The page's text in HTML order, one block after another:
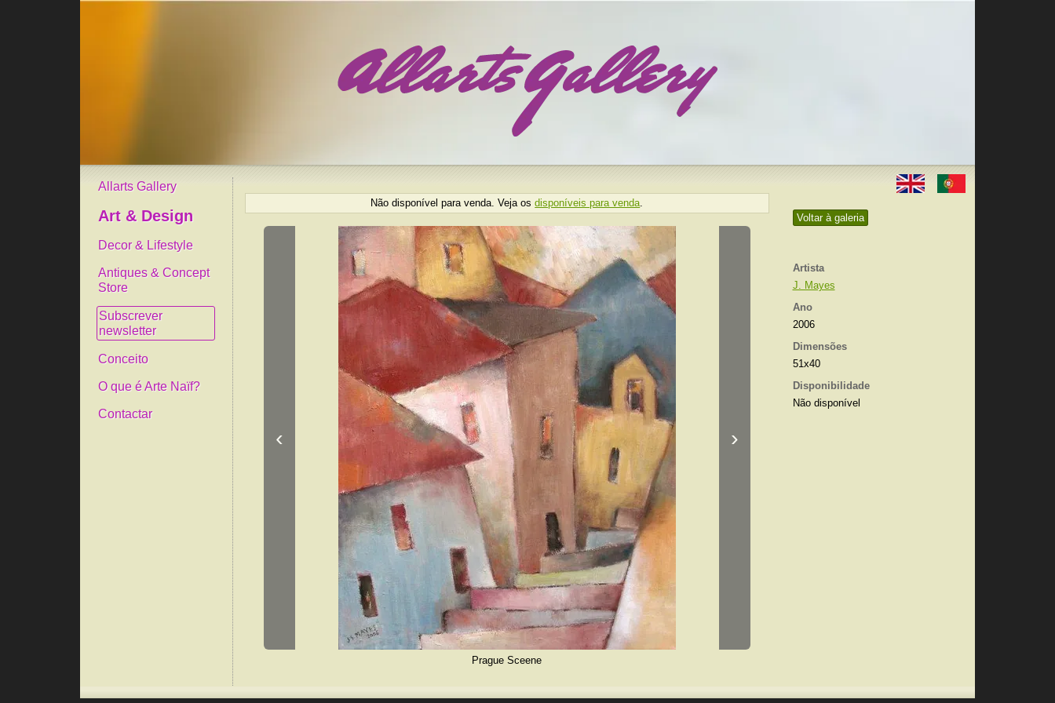
Allarts Gallery
Art & Design
Decor & Lifestyle
Antiques & Concept
Store
Subscrever
newsletter
Conceito
O que é Arte Naïf?
Contactar
Voltar à galeria
Artista
J. Mayes
Ano
2006
Dimensões
51x40
Disponibilidade
Não disponível
Não disponível para venda. Veja osdisponíveis para venda
‹ ›
Prague Sceene